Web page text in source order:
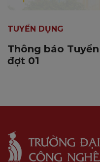
TUYỂN DỤNG
Thông báo
đợt 01